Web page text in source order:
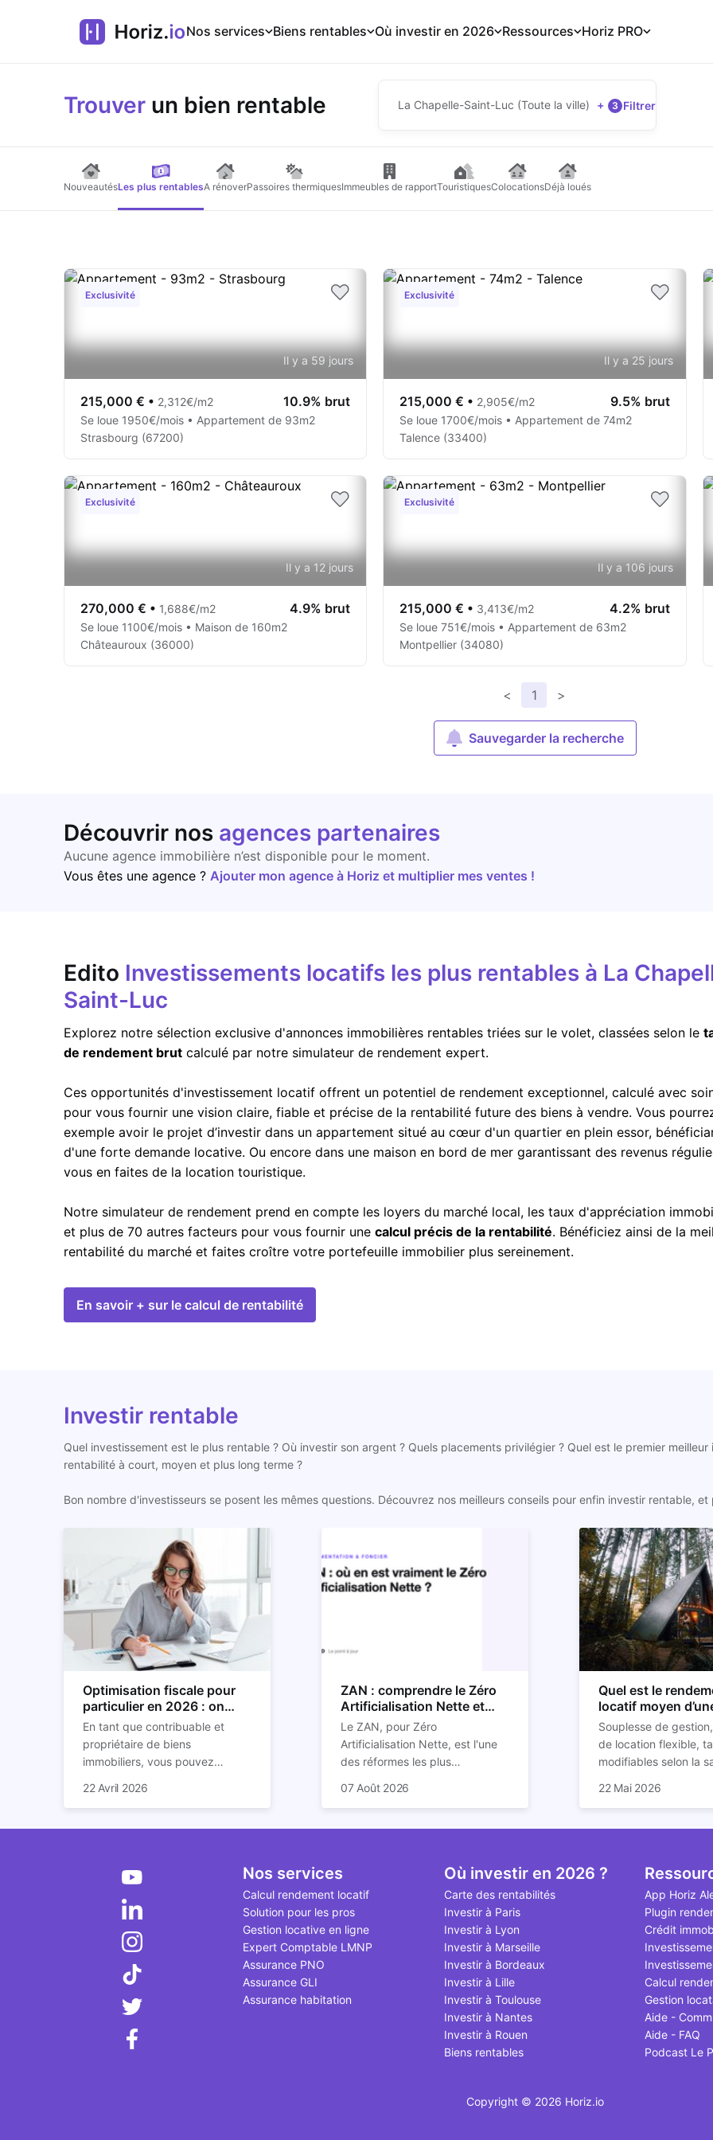
Nos services Biens rentables Où investir en 2026 Ressources Horiz PRO
Trouver un bien rentable La Chapelle-Saint-Luc (Toute la ville) + 3 Filtrer
NouveautésLes plus rentablesA rénoverPassoires thermiquesImmeubles de rapportTouristiquesColocationsDéjà loués
Exclusivité
Il y a 59 jours
215,000 € • 2,312€/m2 10.9% brut
Se loue 1950€/mois • Appartement de 93m2
Strasbourg (67200)
Exclusivité
Il y a 25 jours
215,000 € • 2,905€/m2 9.5% brut
Se loue 1700€/mois • Appartement de 74m2
Talence (33400)
Exclusivité
Il y a 12 jours
270,000 € • 1,688€/m2 4.9% brut
Se loue 1100€/mois • Maison de 160m2
Châteauroux (36000)
Exclusivité
Il y a 106 jours
215,000 € • 3,413€/m2 4.2% brut
Se loue 751€/mois • Appartement de 63m2
Montpellier (34080)
< 1 >
Sauvegarder la recherche
Découvrir nos agences partenaires
Aucune agence immobilière n’est disponible pour le moment.
Vous êtes une agence ? Ajouter mon agence à Horiz et multiplier mes ventes !
Edito Investissements locatifs les plus rentables à La
Saint-Luc
Explorez notre sélection exclusive d'annonces immobilières rentables triées sur le volet, classées selon le
de rendement brut calculé par notre simulateur de rendement expert.
Ces opportunités d'investissement locatif offrent un potentiel de rendement exceptionnel, calculé avec
pour vous fournir une vision claire, fiable et précise de la rentabilité future des biens à vendre. Vous
exemple avoir le projet d’investir dans un appartement situé au cœur d'un quartier en plein essor,
d'une forte demande locative. Ou encore dans une maison en bord de mer garantissant des revenus
vous en faites de la location touristique.
Notre simulateur de rendement prend en compte les loyers du marché local, les taux d'appréciation
et plus de 70 autres facteurs pour vous fournir une calcul précis de la rentabilité. Bénéficiez ainsi de la
rentabilité du marché et faites croître votre portefeuille immobilier plus sereinement.
En savoir + sur le calcul de rentabilité
Investir rentable
Quel investissement est le plus rentable ? Où investir son argent ? Quels placements privilégier ? Quel est le premier
rentabilité à court, moyen et plus long terme ?
Bon nombre d'investisseurs se posent les mêmes questions. Découvrez nos meilleurs conseils pour enfin investir rentable,
Optimisation fiscale pour
particulier en 2026 : on
vous explique tout
En tant que contribuable et
propriétaire de biens
immobiliers, vous pouvez
imposition en optimisant votre
nombreuses méthodes légales
notre article.
22 Avril 2026
ZAN : comprendre le Zéro
Artificialisation Nette et
son impact sur l'immobilier
Le ZAN, pour Zéro
Artificialisation Nette, est l'une
des réformes les plus
des prochaines décennies. Il
et de la construction, et par
plus mal documentés en ligne.
d'assouplissement se succèdent
bien que beaucoup d'articles
décrivent un dispositif allégé
qui, à ce jour, n'existe pas. Voici
le point à jour d'août 2026.
07 Août 2026
Quel est le
locatif moyen
location Airbnb ?
Souplesse de
de location flexible,
modifiables selon la
de loyers… la location
avantages. Elle offre
attractif, surtout si
votre bien via Airbnb.
appartement sera
rendement locatif sur
fonction de plusieurs
emplacement du
d’occupation, frais
et qualité de
dans cet article.
22 Mai 2026
Nos services
Calcul rendement locatif
Solution pour les pros
Gestion locative en ligne
Expert Comptable LMNP
Assurance PNO
Assurance GLI
Assurance habitation
Où investir en 2026 ?
Carte des rentabilités
Investir à Paris
Investir à Lyon
Investir à Marseille
Investir à Bordeaux
Investir à Lille
Investir à Toulouse
Investir à Nantes
Investir à Rouen
Biens rentables
App Horiz
Plugin
Crédit
Calcul
Gestion
Aide -
Aide - FAQ
Podcast Le
Copyright © 2026 Horiz.io